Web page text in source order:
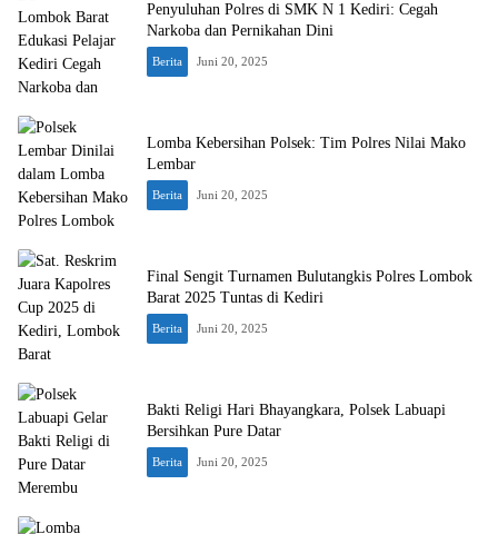
Penyuluhan Polres di SMK N 1 Kediri: Cegah
Narkoba dan Pernikahan Dini
Berita Juni 20, 2025
Lomba Kebersihan Polsek: Tim Polres Nilai Mako
Lembar
Berita Juni 20, 2025
Final Sengit Turnamen Bulutangkis Polres Lombok
Barat 2025 Tuntas di Kediri
Berita Juni 20, 2025
Bakti Religi Hari Bhayangkara, Polsek Labuapi
Bersihkan Pure Datar
Berita Juni 20, 2025